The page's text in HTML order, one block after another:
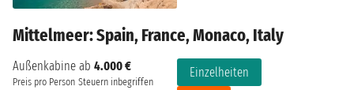
Mittelmeer: Spain, France, Monaco, Italy
Außenkabine ab 4.000 €
Preis pro Person Steuern inbegriffen
Einzelheiten